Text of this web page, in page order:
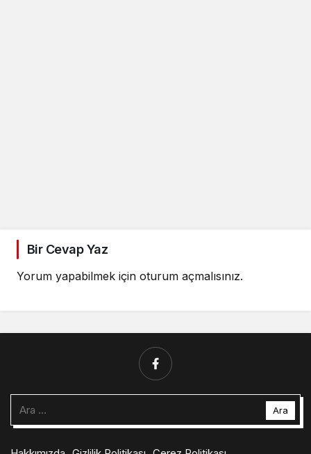
Bir Cevap Yaz
Yorum yapabilmek için oturum açmalısınız.